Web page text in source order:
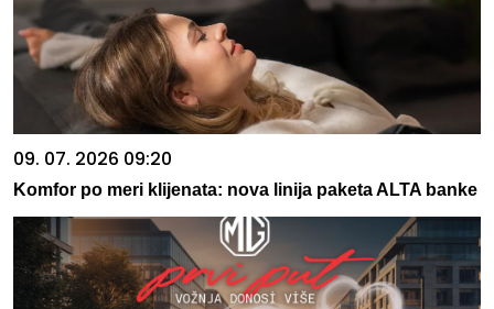
09. 07. 2026 09:20
Komfor po meri klijenata: nova linija paketa ALTA banke